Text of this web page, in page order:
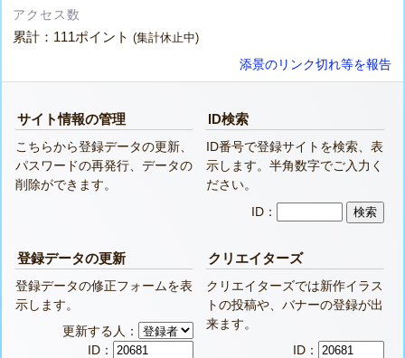
アクセス数
累計：111ポイント(集計休止中)
添景のリンク切れ等を報告
サイト情報の管理
こちらから登録データの更新、
パスワードの再発行、データの
削除ができます。
ID検索
ID番号で登録サイトを検索、表
示します。半角数字でご入力く
ださい。
ID：
登録データの更新
登録データの修正フォームを表
示します。
更新する人：
ID：
クリエイターズ
クリエイターズでは新作イラス
トの投稿や、バナーの登録が出
来ます。
ID：